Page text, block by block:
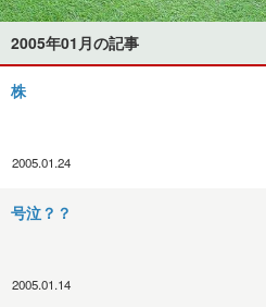
2005年01月の記事
株
2005.01.24
号泣？？
2005.01.14